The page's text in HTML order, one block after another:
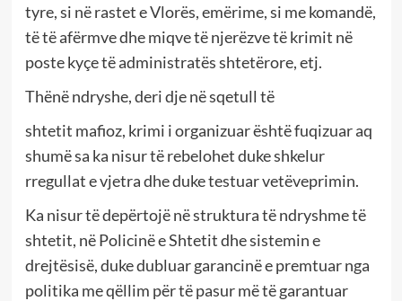
tyre, si në rastet e Vlorës, emërime, si me komandë,
të të afërmve dhe miqve të njerëzve të krimit në
poste kyçe të administratës shtetërore, etj.
Thënë ndryshe, deri dje në sqetull të
shtetit mafioz, krimi i organizuar është fuqizuar aq
shumë sa ka nisur të rebelohet duke shkelur
rregullat e vjetra dhe duke testuar vetëveprimin.
Ka nisur të depërtojë në struktura të ndryshme të
shtetit, në Policinë e Shtetit dhe sistemin e
drejtësisë, duke dubluar garancinë e premtuar nga
politika me qëllim për të pasur më të garantuar